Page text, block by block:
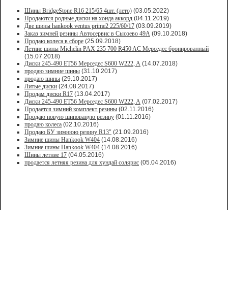
Шины BridgeStone R16 215/65 4шт. (лето) (03.05.2022)
Продаются родные диски на хонда аккорд (04.11.2019)
Две шины hankook ventus prime2 225/60/17 (03.09.2019)
Заказ зимней резины Автосервис в Сысоево 49А (09.10.2018)
Продаю колеса в сборе (25.09.2018)
Летние шины Michelin PAX 235 700 R450 AC Мерседес бронированный
(15.07.2018)
Диски 245-490 ET56 Мерседес S600 W222, A (14.07.2018)
продаю зимние шины (31.10.2017)
продаю шины (29.10.2017)
Литые диски (24.08.2017)
Продам диски R17 (13.04.2017)
Диски 245-490 ET56 Мерседес S600 W222, A (07.02.2017)
Продается зимний комплект резины (02.11.2016)
Продаю новую шипованую резину (01.11.2016)
продаю колеса (02.10.2016)
Продаю БУ зимнюю резину R13" (21.09.2016)
Зимние шины Hankook W404 (14.08.2016)
Зимние шины Hankook W404 (14.08.2016)
Шины летние 17 (04.05.2016)
продается летняя резина для хундай солярис (05.04.2016)